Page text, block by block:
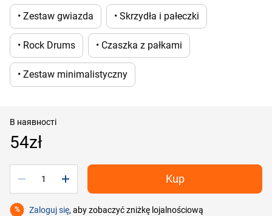
• Zestaw gwiazda • Skrzydła i pałeczki
• Rock Drums • Czaszka z pałkami
• Zestaw minimalistyczny
В наявності
54zł
Kup
% Zaloguj się, aby zobaczyć zniżkę lojalnościową